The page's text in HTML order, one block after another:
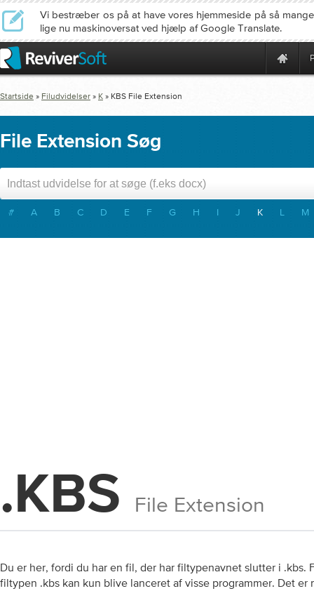
Vi bestræber os på at have vores hjemmeside på så
lige nu maskinoversat ved hjælp af Google Translate.
Startside » Filudvidelser » K » KBS File Extension
File Extension Søg
# A B C D E F G H I J K L M
.KBS File Extension
Du er her, fordi du har en fil, der har filtypenavnet slutter i .kbs.
filtypen .kbs kan kun blive lanceret af visse programmer. Det er